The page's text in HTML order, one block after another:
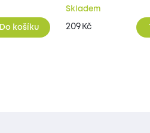
Do košíku
Skladem
209 Kč